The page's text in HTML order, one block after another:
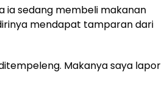
ia sedang membeli makanan
mendapat tamparan dari
Makanya saya lapor